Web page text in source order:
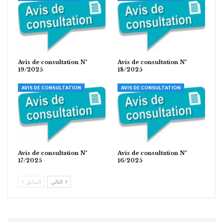
Avis de consultation N°
19/2025
Avis de consultation N°
18/2025
AVIS DE CONSULTATION
Avis de consultation N°
17/2025
AVIS DE CONSULTATION
Avis de consultation N°
16/2025
السابق